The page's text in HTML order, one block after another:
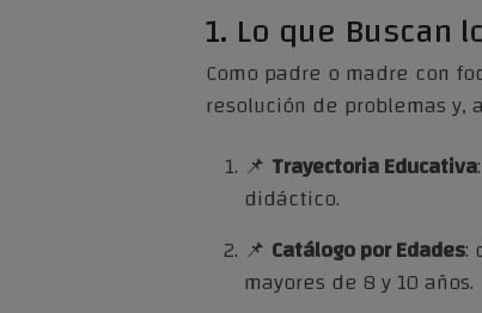
1. Lo que Buscan
Como padre o madre con
resolución de problemas y,
📌 Trayectoria Educativa
didáctico.
📌 Catálogo por Edades:
mayores de 8 y 10 años.